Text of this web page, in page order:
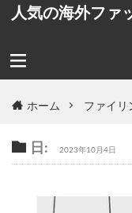
人気の海外ファ
ホーム ファイリ
日: 2023年10月4日